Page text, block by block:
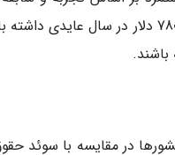
می تواند از 67000 تا 78000
در مقایسه با سوئد